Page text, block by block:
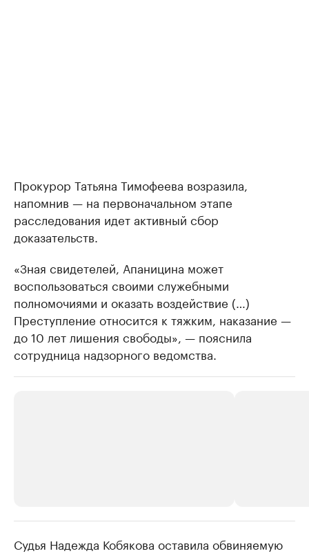
Прокурор Татьяна Тимофеева возразила,
напомнив — на первоначальном этапе
расследования идет активный сбор
доказательств.
«Зная свидетелей, Апаницина может
воспользоваться своими служебными
полномочиями и оказать воздействие (…)
Преступление относится к тяжким, наказание —
до 10 лет лишения свободы», — пояснила
сотрудница надзорного ведомства.
Судья Надежда Кобякова оставила обвиняемую